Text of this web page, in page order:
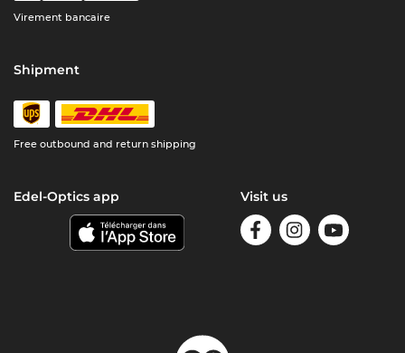
Virement bancaire
Shipment
Free outbound and return shipping
Edel-Optics app Visit us